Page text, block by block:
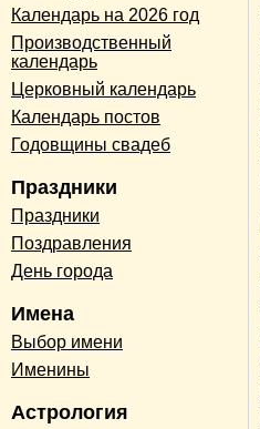
Календарь на 2026 год
Производственный
календарь
Церковный календарь
Календарь постов
Годовщины свадеб
Праздники
Праздники
Поздравления
День города
Имена
Выбор имени
Именины
Астрология